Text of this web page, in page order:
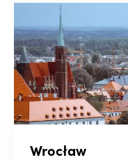
wyczyść filtry
Wrocław